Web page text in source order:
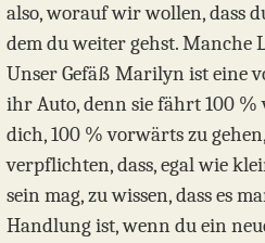
also, worauf wir wollen, dass
dem du weiter gehst. Manche
Unser Gefäß Marilyn ist eine
ihr Auto, denn sie fährt 100
dich, 100 % vorwärts zu
verpflichten, dass, egal wie
sein mag, zu wissen, dass es
Handlung ist, wenn du ein